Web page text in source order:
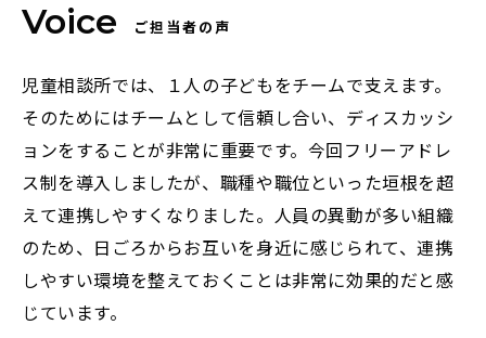
ご担当者の声
児童相談所では、１人の子どもをチームで支えます。
そのためにはチームとして信頼し合い、ディスカッシ
ョンをすることが非常に重要です。今回フリーアドレ
ス制を導入しましたが、職種や職位といった垣根を超
えて連携しやすくなりました。人員の異動が多い組織
のため、日ごろからお互いを身近に感じられて、連携
しやすい環境を整えておくことは非常に効果的だと感
じています。